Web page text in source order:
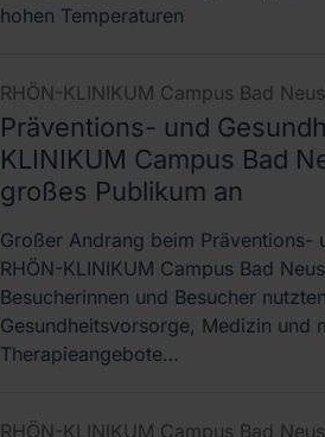
hohen Temperaturen
RHÖN-KLINIKUM Campus Bad
Präventions- und
KLINIKUM Campus Bad
großes Publikum an
Großer Andrang beim Präventions-
RHÖN-KLINIKUM Campus Bad
Besucherinnen und Besucher
Gesundheitsvorsorge, Medizin und
Therapieangebote…
RHÖN-KLINIKUM Campus Bad